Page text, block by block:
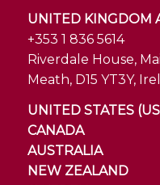
UNITED KINGDOM
+353 1 836 5614
Riverdale House,
Meath, D15 YT3Y,
UNITED STATES
CANADA
AUSTRALIA
NEW ZEALAND